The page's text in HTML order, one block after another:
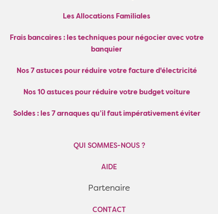
Les Allocations Familiales
Frais bancaires : les techniques pour négocier avec votre
banquier
Nos 7 astuces pour réduire votre facture d'électricité
Nos 10 astuces pour réduire votre budget voiture
Soldes : les 7 arnaques qu’il faut impérativement éviter
QUI SOMMES-NOUS ?
AIDE
Partenaire
CONTACT